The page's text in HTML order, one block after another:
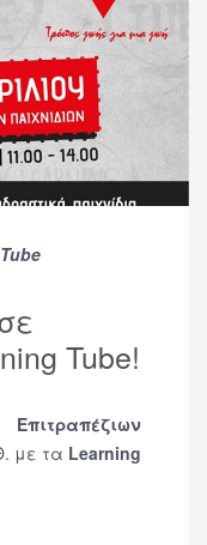
Tube!
με τα Learning